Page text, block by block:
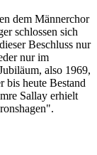
dem Männerchor
schlossen sich
Beschluss nur
nur im
also 1969,
bis heute Bestand
Sallay erhielt